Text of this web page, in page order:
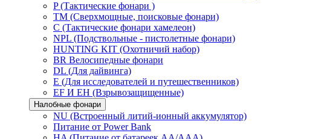
P (Тактические фонари )
TM (Сверхмощные, поисковые фонари)
C (Тактические фонари хамелеон)
NPL (Подствольные - пистолетные фонари)
HUNTING KIT (Охотничий набор)
BR Велосипедные фонари
DL (Для дайвинга)
E (Для исследователей и путешественников)
EF И EH (Взрывозащищенные)
Налобные фонари
NU (Встроенный литий-ионный аккумулятор)
Питание от Power Bank